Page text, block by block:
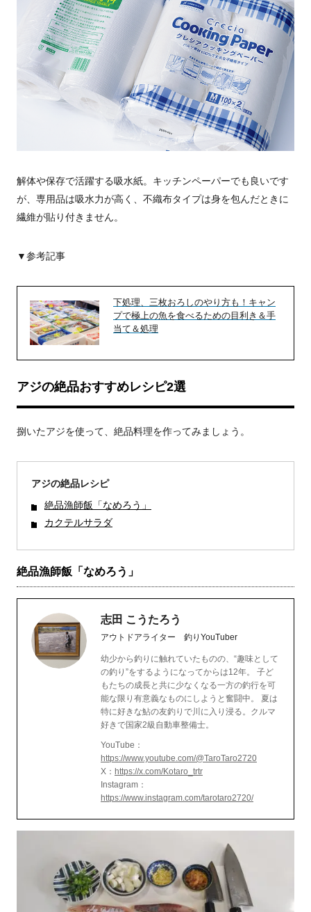
解体や保存で活躍する吸水紙。キッチンペーパーでも良いです
が、専用品は吸水力が高く、不織布タイプは身を包んだときに
繊維が貼り付きません。
▼参考記事
下処理、三枚おろしのやり方も！キャン
プで極上の魚を食べるための目利き＆手
当て＆処理
アジの絶品おすすめレシピ2選
捌いたアジを使って、絶品料理を作ってみましょう。
アジの絶品レシピ
絶品漁師飯「なめろう」
カクテルサラダ
絶品漁師飯「なめろう」
志田 こうたろう
アウトドアライター 釣りYouTuber
幼少から釣りに触れていたものの、“趣味として
の釣り”をするようになってからは12年。 子ど
もたちの成長と共に少なくなる一方の釣行を可
能な限り有意義なものにしようと奮闘中。 夏は
特に好きな鮎の友釣りで川に入り浸る。クルマ
好きで国家2級自動車整備士。
YouTube：
https://www.youtube.com/@TaroTaro2720
X： https://x.com/Kotaro_trtr
Instagram：
https://www.instagram.com/tarotaro2720/